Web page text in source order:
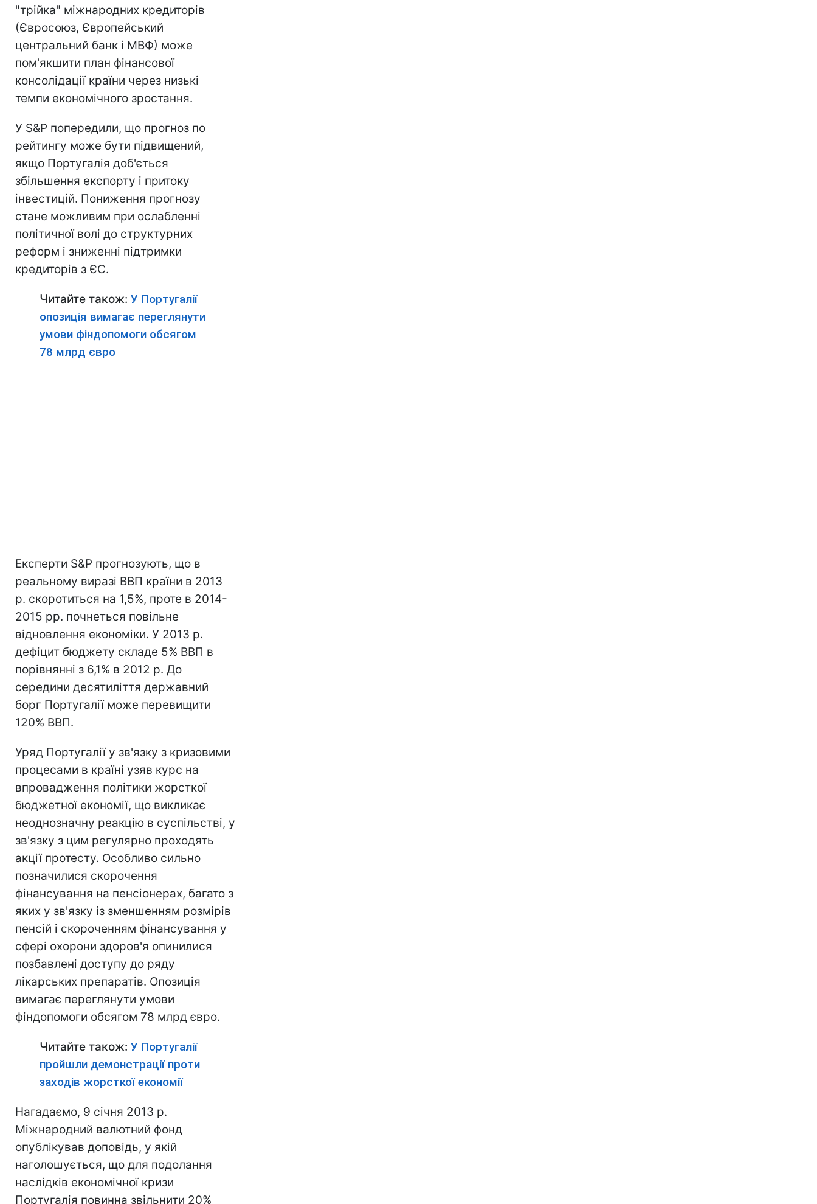
"трійка" міжнародних кредиторів
(Євросоюз, Європейський
центральний банк і МВФ) може
пом'якшити план фінансової
консолідації країни через низькі
темпи економічного зростання.
У S&Р попередили, що прогноз по
рейтингу може бути підвищений,
якщо Португалія доб'ється
збільшення експорту і притоку
інвестицій. Пониження прогнозу
стане можливим при ослабленні
політичної волі до структурних
реформ і зниженні підтримки
кредиторів з ЄС.
Читайте також: У Португалії
опозиція вимагає переглянути
умови фіндопомоги обсягом
78 млрд євро
Експерти S&Р прогнозують, що в
реальному виразі ВВП країни в 2013
р. скоротиться на 1,5%, проте в 2014-
2015 рр. почнеться повільне
відновлення економіки. У 2013 р.
дефіцит бюджету складе 5% ВВП в
порівнянні з 6,1% в 2012 р. До
середини десятиліття державний
борг Португалії може перевищити
120% ВВП.
Уряд Португалії у зв'язку з кризовими
процесами в країні узяв курс на
впровадження політики жорсткої
бюджетної економії, що викликає
неоднозначну реакцію в суспільстві, у
зв'язку з цим регулярно проходять
акції протесту. Особливо сильно
позначилися скорочення
фінансування на пенсіонерах, багато з
яких у зв'язку із зменшенням розмірів
пенсій і скороченням фінансування у
сфері охорони здоров'я опинилися
позбавлені доступу до ряду
лікарських препаратів. Опозиція
вимагає переглянути умови
фіндопомоги обсягом 78 млрд євро.
Читайте також: У Португалії
пройшли демонстрації проти
заходів жорсткої економії
Нагадаємо, 9 січня 2013 р.
Міжнародний валютний фонд
опублікував доповідь, у якій
наголошується, що для подолання
наслідків економічної кризи
Португалія повинна звільнити 20%